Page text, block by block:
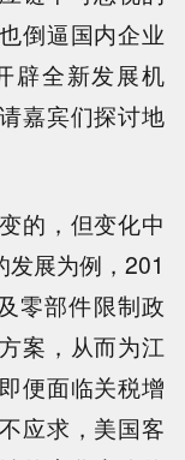
倒逼国内企业
辟全新发展机
嘉宾们探讨地
的，但变化中
展为例，201
零部件限制政
案，从而为江
便面临关税增
应求，美国客